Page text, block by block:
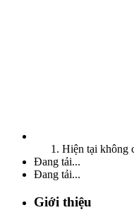
Hiện tại không
Đang tải...
Đang tải...
Giới thiệu